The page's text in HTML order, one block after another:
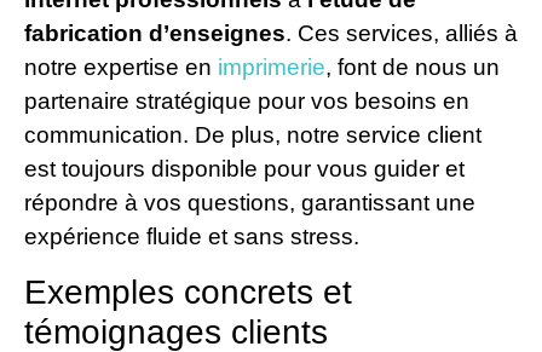
fabrication d’enseignes. Ces services, alliés à
notre expertise en imprimerie, font de nous un
partenaire stratégique pour vos besoins en
communication. De plus, notre service client
est toujours disponible pour vous guider et
répondre à vos questions, garantissant une
expérience fluide et sans stress.
Exemples concrets et
témoignages clients